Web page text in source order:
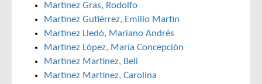
Martínez Gras, Rodolfo
Martínez Gutiérrez, Emilio Martín
Martínez Lledó, Mariano Andrés
Martínez López, María Concepción
Martínez Martínez, Beli
Martínez Martínez, Carolina